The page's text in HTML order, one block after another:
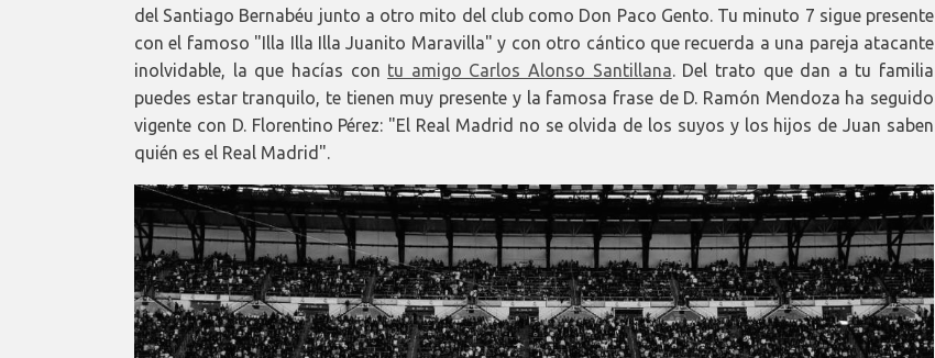
del Santiago Bernabéu junto a otro mito del club como Don Paco Gento. Tu minuto 7 sigue presente
con el famoso "Illa Illa Illa Juanito Maravilla" y con otro cántico que recuerda a una pareja atacante
inolvidable, la que hacías con tu amigo Carlos Alonso Santillana. Del trato que dan a tu familia
puedes estar tranquilo, te tienen muy presente y la famosa frase de D. Ramón Mendoza ha seguido
vigente con D. Florentino Pérez: "El Real Madrid no se olvida de los suyos y los hijos de Juan saben
quién es el Real Madrid".